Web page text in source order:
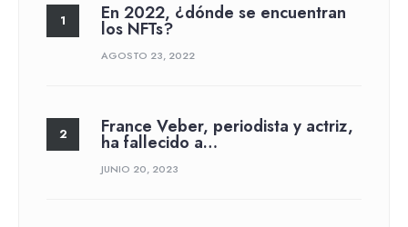
En 2022, ¿dónde se encuentran
los NFTs?
AGOSTO 23, 2022
France Veber, periodista y actriz,
ha fallecido a…
JUNIO 20, 2023